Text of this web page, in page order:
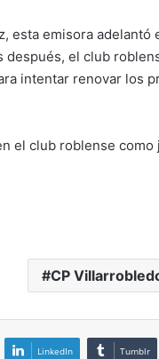
esta emisora
el club
intentar renovar los
el club roblense
CP
LinkedIn Tumblr